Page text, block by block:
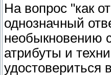
На вопрос "как
однозначный
необыкновению
атрибуты и
удостовериться